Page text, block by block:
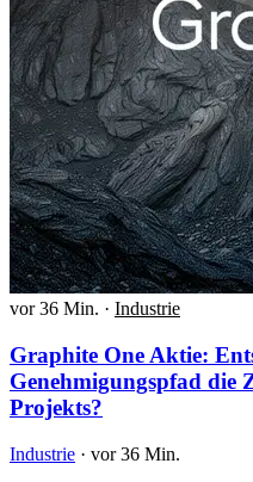
vor 36 Min. · Industrie
Graphite One Aktie:
Genehmigungspfad die
Projekts?
Industrie · vor 36 Min.